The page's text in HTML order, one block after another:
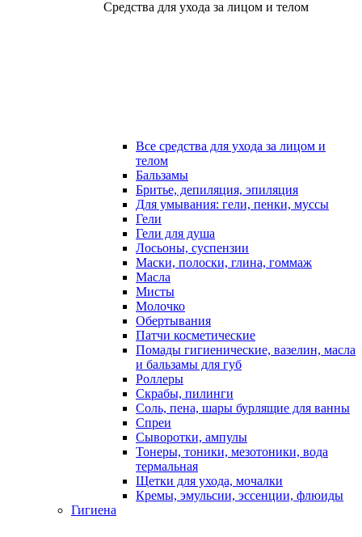
Средства для ухода за лицом и телом
Все средства для ухода за лицом и
телом
Бальзамы
Бритье, депиляция, эпиляция
Для умывания: гели, пенки, муссы
Гели
Гели для душа
Лосьоны, суспензии
Маски, полоски, глина, гоммаж
Масла
Мисты
Молочко
Обертывания
Патчи косметические
Помады гигиенические, вазелин, масла
и бальзамы для губ
Роллеры
Скрабы, пилинги
Соль, пена, шары бурлящие для ванны
Спреи
Сыворотки, ампулы
Тонеры, тоники, мезотоники, вода
термальная
Щетки для ухода, мочалки
Кремы, эмульсии, эссенции, флюиды
Гигиена